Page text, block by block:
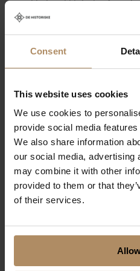
Consent
This website uses cookies
We use cookies to
provide social media
We also share information
our social media, advertising
may combine it with other
provided to them or that
of their services.
fjellmassivet
turen på fjellveien til
Sherpa-trappene opp
vandrer resten av
tilbake til Prestholtseter. Her
tilbake til Geilo. Turen
normalt god form, og at
Denne turen kan også
over til Ustaoset, der vi
favorittaktivitet; Høyfjells-
bare må teste ut?
– Hos oss på Geilo